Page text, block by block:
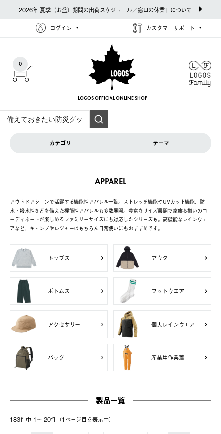
2026年 夏季（お盆）期間の出荷スケジュール／窓口の休業日について
ログイン カスタマーサポート
0
LOGOS OFFICIAL ONLINE SHOP
カテゴリ テーマ
APPAREL
アウトドアシーンで活躍する機能性アパレル一覧。ストレッチ機能やUVカット機能、防
水・撥水性などを備えた機能性アパレルも多数展開。豊富なサイズ展開で家族お揃いのコ
ーディネートが楽しめるファミリーサイズにも対応したシリーズも。高機能なレインウェ
アなど、キャンプやレジャーはもちろん日常使いにもおすすめです。
トップス アウター
ボトムス フットウエア
アクセサリー 個人レインウエア
バッグ 産業用作業着
製品一覧
183件中 1〜 20件（1ページ⽬を表⽰中）